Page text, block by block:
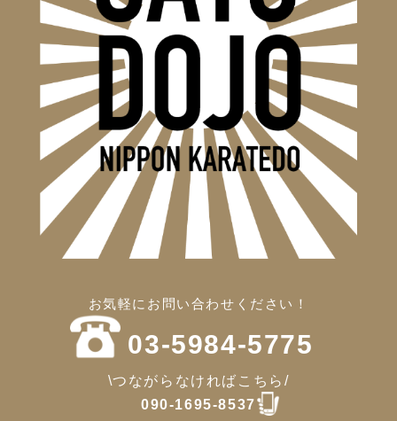
お気軽にお問い合わせください！
03-5984-5775
\つながらなければこちら/
090-1695-8537